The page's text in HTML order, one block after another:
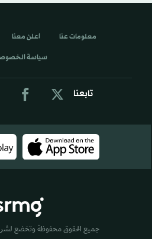
تابعنا
معلومات عنا اعلن معنا
سياسة
جميع الحقوق محفوظة وتخضع